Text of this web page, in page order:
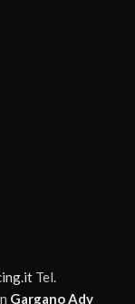
Tel.
Gargano Adv